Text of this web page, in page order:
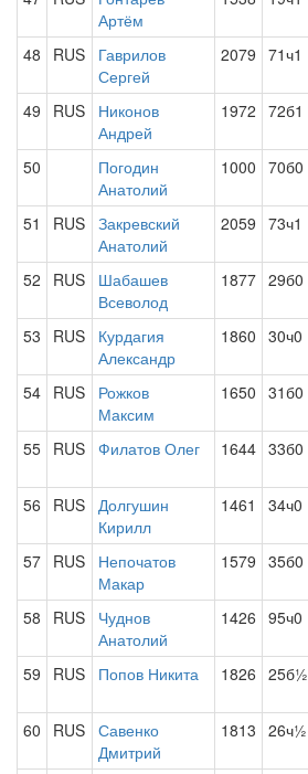
Артём
48 RUS
Гаврилов
Сергей
2079 71ч1
49 RUS
Никонов
Андрей
1972 72б1
50
Погодин
Анатолий
1000 70б0
51 RUS Закревский
Анатолий
2059 73ч1
52 RUS
Шабашев
Всеволод
1877 29б0
53 RUS
Курдагия
Александр
1860 30ч0
54 RUS
Рожков
Максим
1650 31б0
55 RUS Филатов Олег 1644 33б0
56 RUS Долгушин
Кирилл
1461 34ч0
57 RUS
Непочатов
Макар
1579 35б0
58 RUS
Чуднов
Анатолий
1426 95ч0
59 RUS Попов Никита 1826 25б½
60 RUS Савенко
Дмитрий
1813 26ч½